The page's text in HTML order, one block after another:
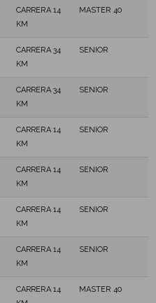
CARRERA 14
KM
MASTER 40
CARRERA 34
KM
SENIOR
CARRERA 34
KM
SENIOR
CARRERA 14
KM
SENIOR
CARRERA 14
KM
SENIOR
CARRERA 14
KM
SENIOR
CARRERA 14
KM
SENIOR
CARRERA 14
MASTER 40